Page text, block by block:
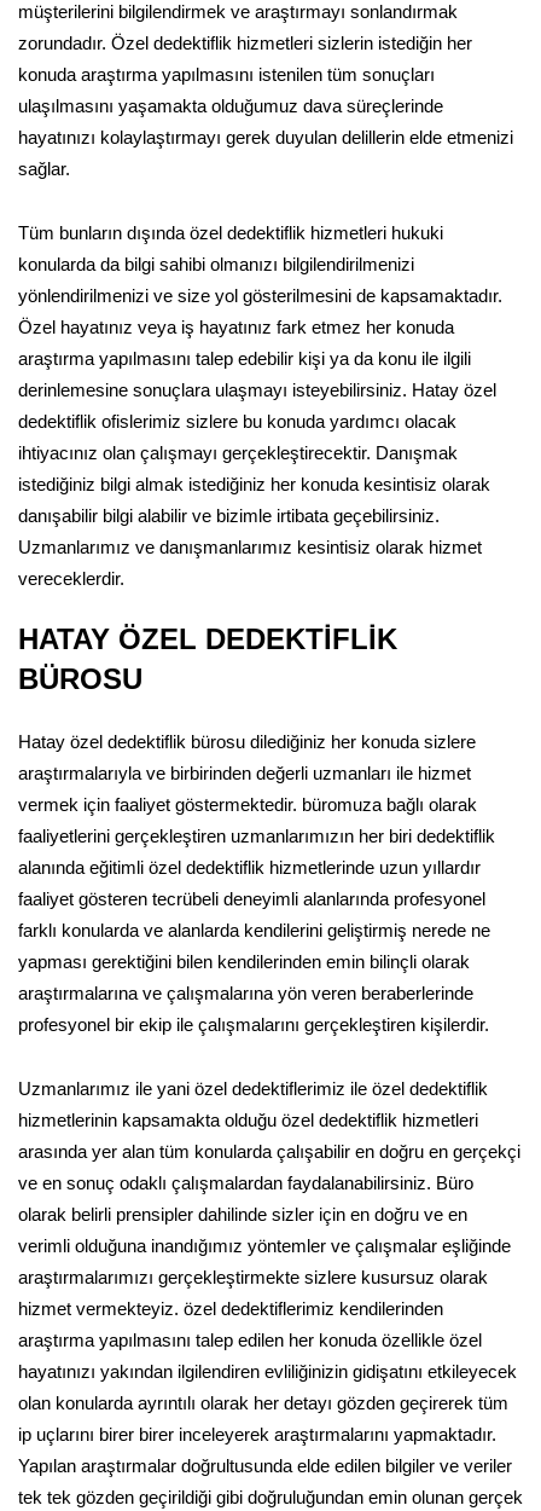
müşterilerini bilgilendirmek ve araştırmayı sonlandırmak
zorundadır. Özel dedektiflik hizmetleri sizlerin istediğin her
konuda araştırma yapılmasını istenilen tüm sonuçları
ulaşılmasını yaşamakta olduğumuz dava süreçlerinde
hayatınızı kolaylaştırmayı gerek duyulan delillerin elde etmenizi
sağlar.
Tüm bunların dışında özel dedektiflik hizmetleri hukuki
konularda da bilgi sahibi olmanızı bilgilendirilmenizi
yönlendirilmenizi ve size yol gösterilmesini de kapsamaktadır.
Özel hayatınız veya iş hayatınız fark etmez her konuda
araştırma yapılmasını talep edebilir kişi ya da konu ile ilgili
derinlemesine sonuçlara ulaşmayı isteyebilirsiniz. Hatay özel
dedektiflik ofislerimiz sizlere bu konuda yardımcı olacak
ihtiyacınız olan çalışmayı gerçekleştirecektir. Danışmak
istediğiniz bilgi almak istediğiniz her konuda kesintisiz olarak
danışabilir bilgi alabilir ve bizimle irtibata geçebilirsiniz.
Uzmanlarımız ve danışmanlarımız kesintisiz olarak hizmet
vereceklerdir.
HATAY ÖZEL DEDEKTİFLİK
BÜROSU
Hatay özel dedektiflik bürosu dilediğiniz her konuda sizlere
araştırmalarıyla ve birbirinden değerli uzmanları ile hizmet
vermek için faaliyet göstermektedir. büromuza bağlı olarak
faaliyetlerini gerçekleştiren uzmanlarımızın her biri dedektiflik
alanında eğitimli özel dedektiflik hizmetlerinde uzun yıllardır
faaliyet gösteren tecrübeli deneyimli alanlarında profesyonel
farklı konularda ve alanlarda kendilerini geliştirmiş nerede ne
yapması gerektiğini bilen kendilerinden emin bilinçli olarak
araştırmalarına ve çalışmalarına yön veren beraberlerinde
profesyonel bir ekip ile çalışmalarını gerçekleştiren kişilerdir.
Uzmanlarımız ile yani özel dedektiflerimiz ile özel dedektiflik
hizmetlerinin kapsamakta olduğu özel dedektiflik hizmetleri
arasında yer alan tüm konularda çalışabilir en doğru en gerçekçi
ve en sonuç odaklı çalışmalardan faydalanabilirsiniz. Büro
olarak belirli prensipler dahilinde sizler için en doğru ve en
verimli olduğuna inandığımız yöntemler ve çalışmalar eşliğinde
araştırmalarımızı gerçekleştirmekte sizlere kusursuz olarak
hizmet vermekteyiz. özel dedektiflerimiz kendilerinden
araştırma yapılmasını talep edilen her konuda özellikle özel
hayatınızı yakından ilgilendiren evliliğinizin gidişatını etkileyecek
olan konularda ayrıntılı olarak her detayı gözden geçirerek tüm
ip uçlarını birer birer inceleyerek araştırmalarını yapmaktadır.
Yapılan araştırmalar doğrultusunda elde edilen bilgiler ve veriler
tek tek gözden geçirildiği gibi doğruluğundan emin olunan gerçek